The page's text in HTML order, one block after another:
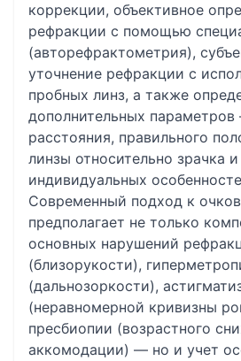
коррекции, объективное
рефракции с помощью
(авторефрактометрия),
уточнение рефракции с
пробных линз, а также
дополнительных
расстояния, правильного
линзы относительно зрачка
индивидуальных
Современный подход к
предполагает не только
основных нарушений
(близорукости),
(дальнозоркости),
(неравномерной кривизны
пресбиопии (возрастного
аккомодации) — но и учет